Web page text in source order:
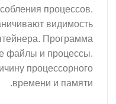
процессов.
видимость
Программа
файлы и процессы.
процессорного
времени и памяти.